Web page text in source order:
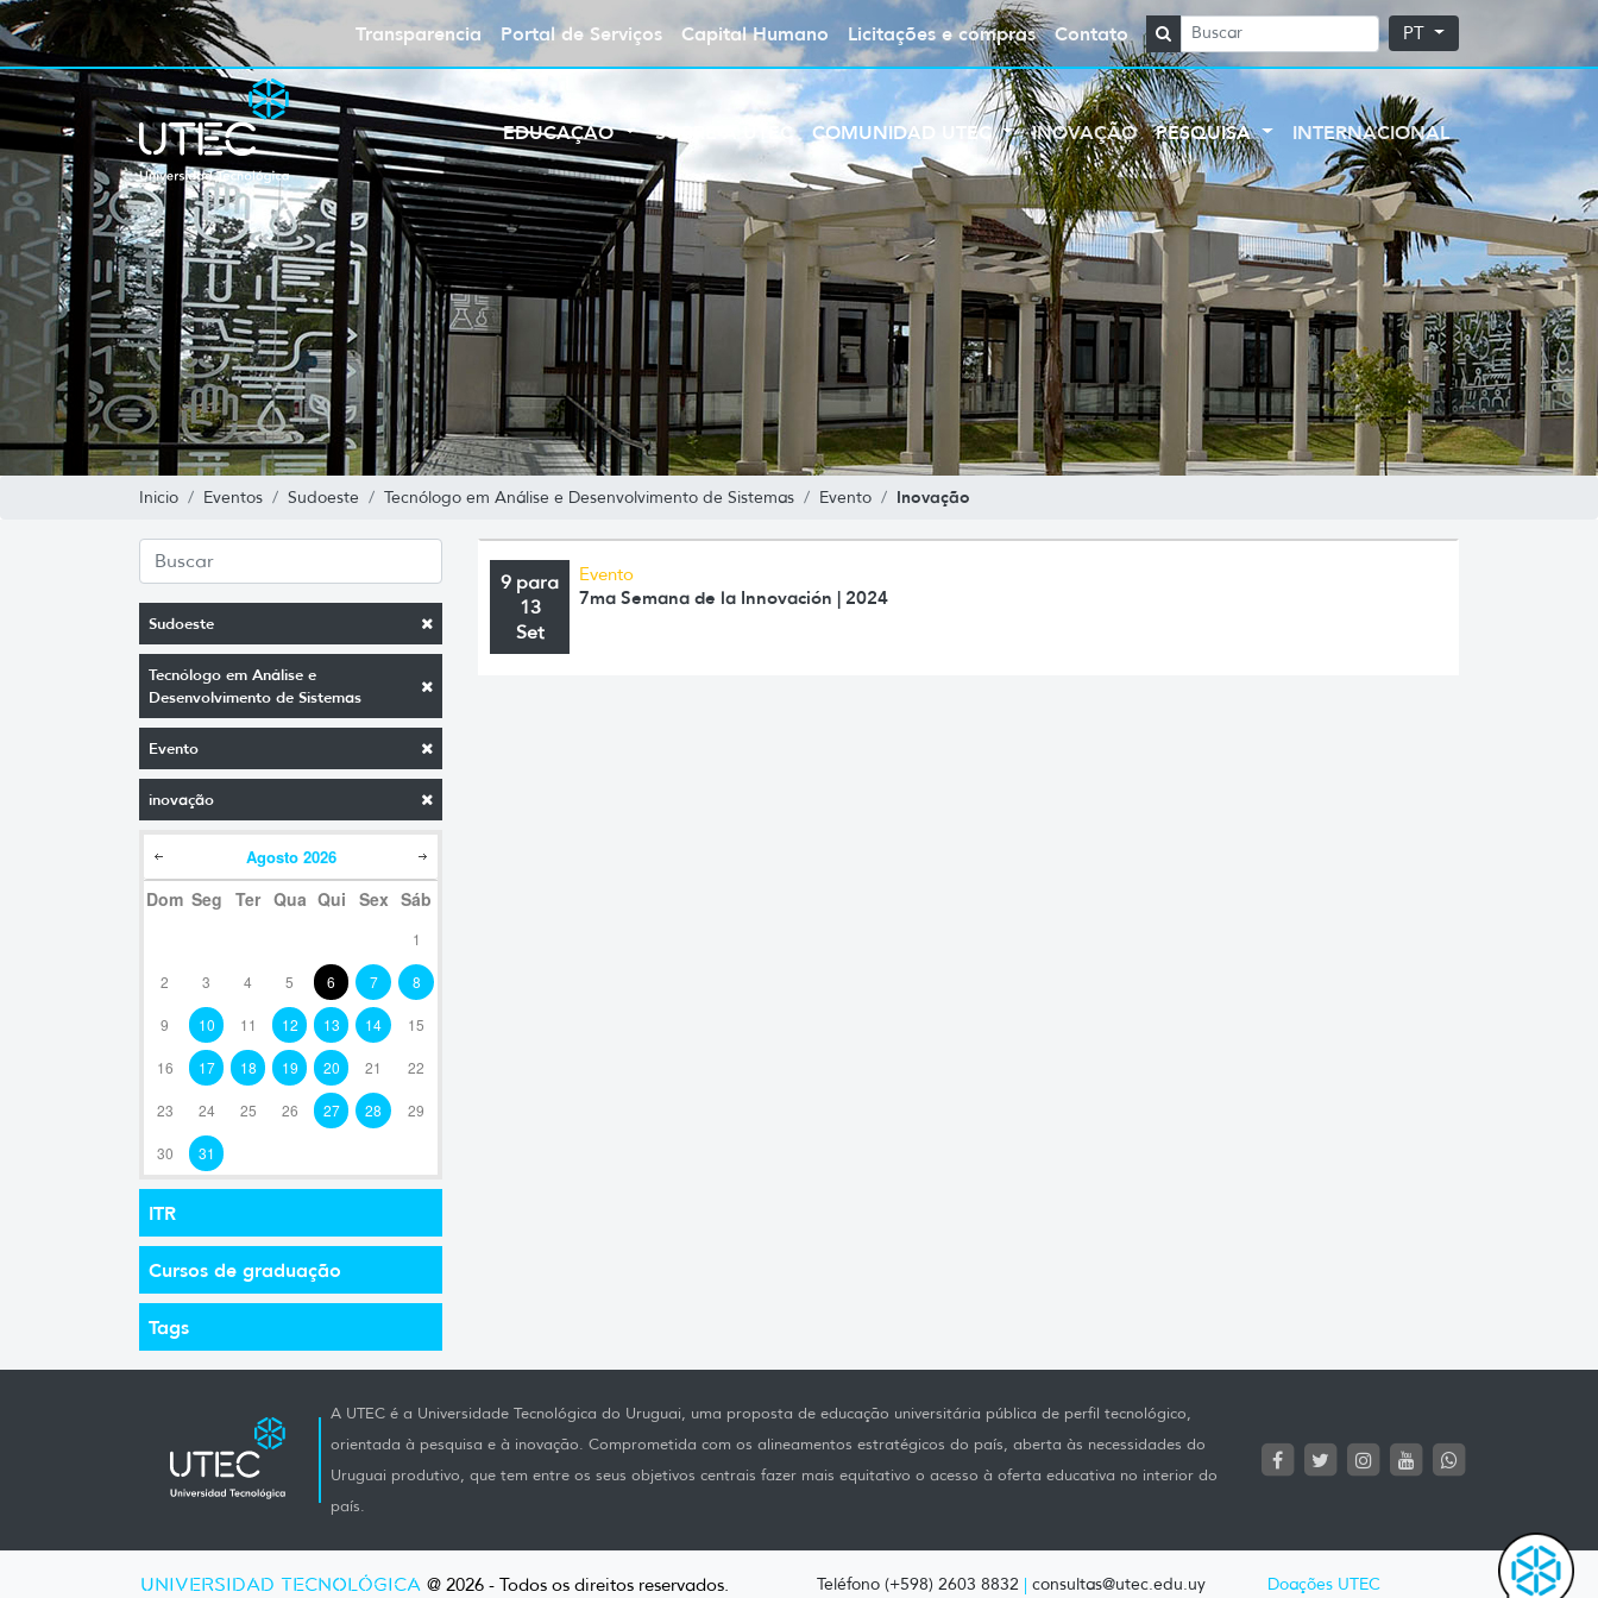
Transparencia Portal de Serviços Capital Humano Licitações e compras Contato PT
EDUCAÇÃO SOBRE A UTEC COMUNIDAD UTEC INOVAÇÃO PESQUISA INTERNACIONAL
Inicio Eventos Sudoeste Tecnólogo em Análise e Desenvolvimento de Sistemas Evento Inovação
Sudoeste
Tecnólogo em Análise e
Desenvolvimento de Sistemas
Evento
inovação
Agosto 2026
Dom Seg Ter Qua Qui Sex Sáb
1
2 3 4 5 6 7 8
9 10 11 12 13 14 15
16 17 18 19 20 21 22
23 24 25 26 27 28 29
30 31
ITR
Cursos de graduação
Tags
9 para
13
Set
Evento
7ma Semana de la Innovación | 2024
A UTEC é a Universidade Tecnológica do Uruguai, uma proposta de educação universitária pública de perfil tecnológico,
orientada à pesquisa e à inovação. Comprometida com os alineamentos estratégicos do país, aberta às necessidades do
Uruguai produtivo, que tem entre os seus objetivos centrais fazer mais equitativo o acesso à oferta educativa no interior do
país.
UNIVERSIDAD TECNOLÓGICA @ 2026 - Todos os direitos reservados. Teléfono (+598) 2603 8832 | consultas@utec.edu.uy Doações UTEC